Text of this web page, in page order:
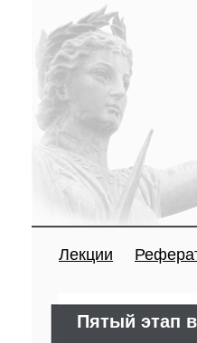
Лекции
Пятый этап